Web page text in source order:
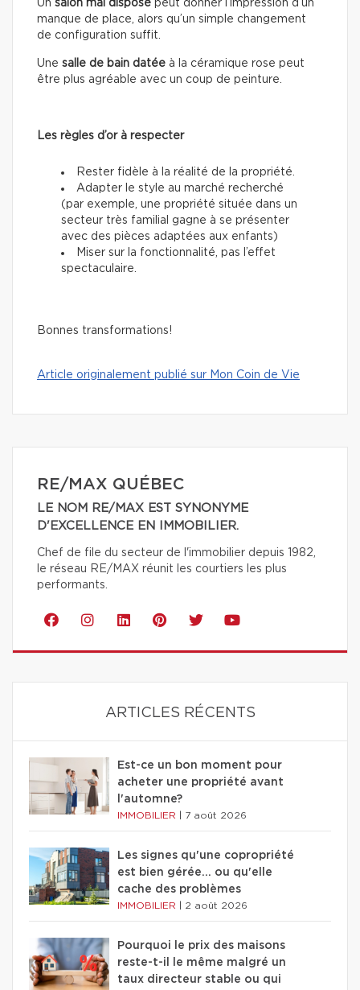
Un salon mal disposé peut donner l’impression d’un
manque de place, alors qu’un simple changement
de configuration suffit.
Une salle de bain datée à la céramique rose peut
être plus agréable avec un coup de peinture.
Les règles d’or à respecter
Rester fidèle à la réalité de la propriété.
Adapter le style au marché recherché
(par exemple, une propriété située dans un
secteur très familial gagne à se présenter
avec des pièces adaptées aux enfants)
Miser sur la fonctionnalité, pas l’effet
spectaculaire.
Bonnes transformations!
Article originalement publié sur Mon Coin de Vie
RE/MAX QUÉBEC
LE NOM RE/MAX EST SYNONYME
D'EXCELLENCE EN IMMOBILIER.
Chef de file du secteur de l'immobilier depuis 1982,
le réseau RE/MAX réunit les courtiers les plus
performants.
ARTICLES RÉCENTS
Est-ce un bon moment pour
acheter une propriété avant
l'automne?
IMMOBILIER 7 août 2026
Les signes qu'une copropriété
est bien gérée… ou qu'elle
cache des problèmes
IMMOBILIER 2 août 2026
Pourquoi le prix des maisons
reste-t-il le même malgré un
taux directeur stable ou qui